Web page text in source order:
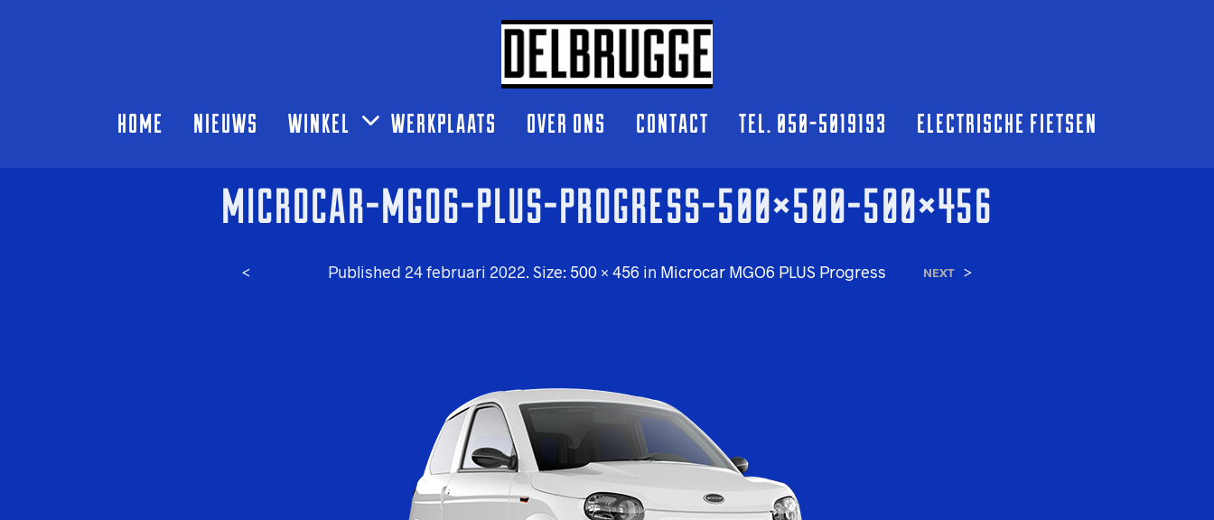
HOME NIEUWS WINKEL WERKPLAATS OVER ONS CONTACT TEL. 050-5019193 ELECTRISCHE FIETSEN
MICROCAR-MGO6-PLUS-PROGRESS-500×500-500×456
Published 24 februari 2022. Size: 500 × 456 in Microcar MGO6 PLUS Progress
< NEXT >